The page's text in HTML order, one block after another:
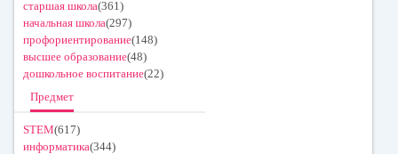
старшая школа(361)
начальная школа(297)
профориентирование(148)
высшее образование(48)
дошкольное воспитание(22)
Предмет
STEM(617)
информатика(344)